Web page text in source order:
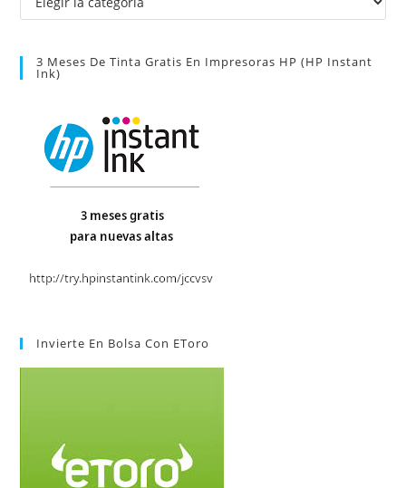
3 Meses De Tinta Gratis En Impresoras HP (HP Instant
Ink)
Invierte En Bolsa Con EToro